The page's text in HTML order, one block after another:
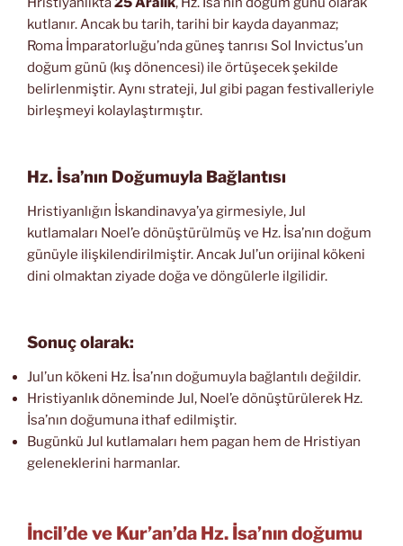
kutlanır. Ancak bu tarih, tarihi bir kayda dayanmaz;
Roma İmparatorluğu’nda güneş tanrısı Sol Invictus’un
doğum günü (kış dönencesi) ile örtüşecek şekilde
belirlenmiştir. Aynı strateji, Jul gibi pagan festivalleriyle
birleşmeyi kolaylaştırmıştır.
Hz. İsa’nın Doğumuyla Bağlantısı
Hristiyanlığın İskandinavya’ya girmesiyle, Jul
kutlamaları Noel’e dönüştürülmüş ve Hz. İsa’nın doğum
günüyle ilişkilendirilmiştir. Ancak Jul’un orijinal kökeni
dini olmaktan ziyade doğa ve döngülerle ilgilidir.
Sonuç olarak:
Jul’un kökeni Hz. İsa’nın doğumuyla bağlantılı değildir.
Hristiyanlık döneminde Jul, Noel’e dönüştürülerek Hz.
İsa’nın doğumuna ithaf edilmiştir.
Bugünkü Jul kutlamaları hem pagan hem de Hristiyan
geleneklerini harmanlar.
İncil’de ve Kur’an’da Hz. İsa’nın doğumu